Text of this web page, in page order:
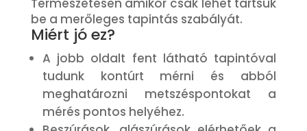
Természetesen amikor csak lehet tartsuk
be a merőleges tapintás szabályát.
Miért jó ez?
A jobb oldalt fent látható tapintóval
tudunk kontúrt mérni és abból
meghatározni metszéspontokat a
mérés pontos helyéhez.